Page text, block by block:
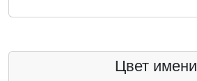
Цвет имени